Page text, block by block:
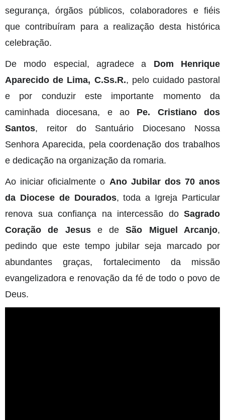
segurança, órgãos públicos, colaboradores e fiéis
que contribuíram para a realização desta histórica
celebração.
De modo especial, agradece a Dom Henrique
Aparecido de Lima, C.Ss.R., pelo cuidado pastoral
e por conduzir este importante momento da
caminhada diocesana, e ao Pe. Cristiano dos
Santos, reitor do Santuário Diocesano Nossa
Senhora Aparecida, pela coordenação dos trabalhos
e dedicação na organização da romaria.
Ao iniciar oficialmente o Ano Jubilar dos 70 anos
da Diocese de Dourados, toda a Igreja Particular
renova sua confiança na intercessão do Sagrado
Coração de Jesuse deSão Miguel Arcanjo,
pedindo que este tempo jubilar seja marcado por
abundantes graças, fortalecimento da missão
evangelizadora e renovação da fé de todo o povo de
Deus.